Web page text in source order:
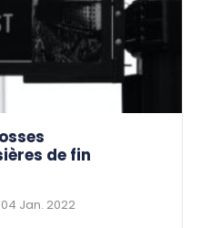
de fin
Jan. 2022